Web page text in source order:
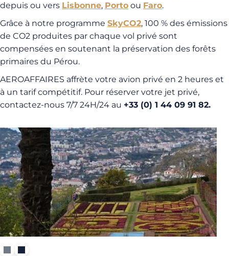
depuis ou vers Lisbonne, Porto ou Faro.
Grâce à notre programme SkyCO2, 100 % des émissions
de CO2 produites par chaque vol privé sont
compensées en soutenant la préservation des forêts
primaires du Pérou.
AEROAFFAIRES affrète votre avion privé en 2 heures et
à un tarif compétitif. Pour réserver votre jet privé,
contactez-nous 7/7 24H/24 au +33 (0) 1 44 09 91 82.